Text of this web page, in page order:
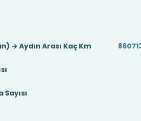
→ Aydın Arası Kaç Km